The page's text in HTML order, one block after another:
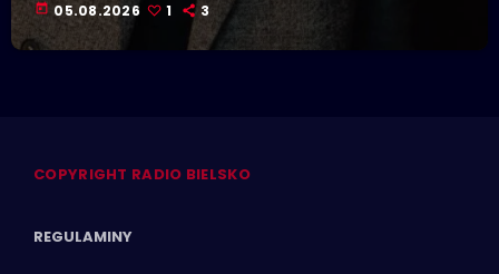
today 05.08.2026 1 3
COPYRIGHT RADIO BIELSKO
REGULAMINY